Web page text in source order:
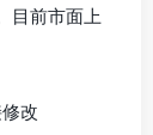
目前市面上
改